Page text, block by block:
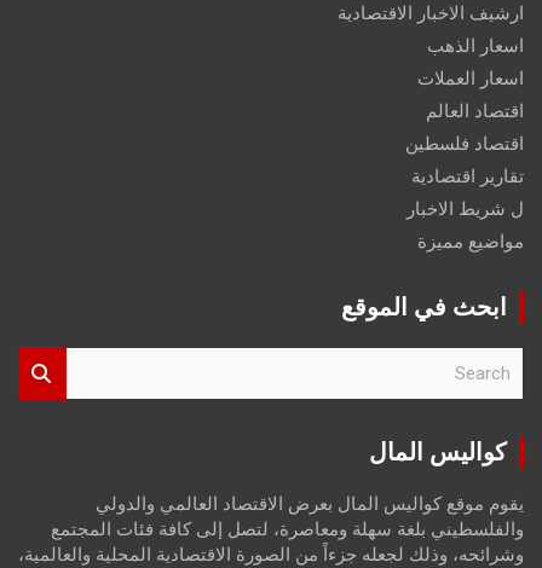
ارشيف الاخبار الاقتصادية
اسعار الذهب
اسعار العملات
اقتصاد العالم
اقتصاد فلسطين
تقارير اقتصادية
ل شريط الاخبار
مواضيع مميزة
ابحث في الموقع
r
كواليس المال
يقوم موقع كواليس المال بعرض الاقتصاد العالمي والدولي
والفلسطيني بلغة سهلة ومعاصرة، لتصل إلى كافة فئات المجتمع
وشرائحه، وذلك لجعله جزءاً من الصورة الاقتصادية المحلية والعالمية،